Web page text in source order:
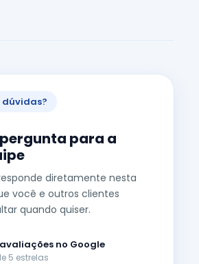
para a
diretamente nesta
você e outros clientes
quando quiser.
no Google
5 estrelas